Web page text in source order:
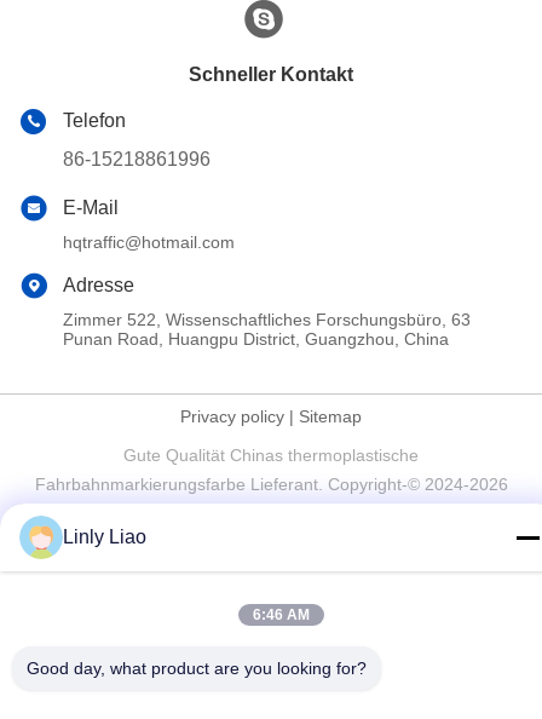
Schneller Kontakt
Telefon
86-15218861996
E-Mail
hqtraffic@hotmail.com
Adresse
Zimmer 522, Wissenschaftliches Forschungsbüro, 63
Punan Road, Huangpu District, Guangzhou, China
Privacy policy | Sitemap
Gute Qualität Chinas thermoplastische
Fahrbahnmarkierungsfarbe Lieferant. Copyright-© 2024-2026
Guangdong Hua Qun Traffic Facilities Co., Ltd. By Shares . Alle
Linly Liao
6:46 AM
Good day, what product are you looking for?